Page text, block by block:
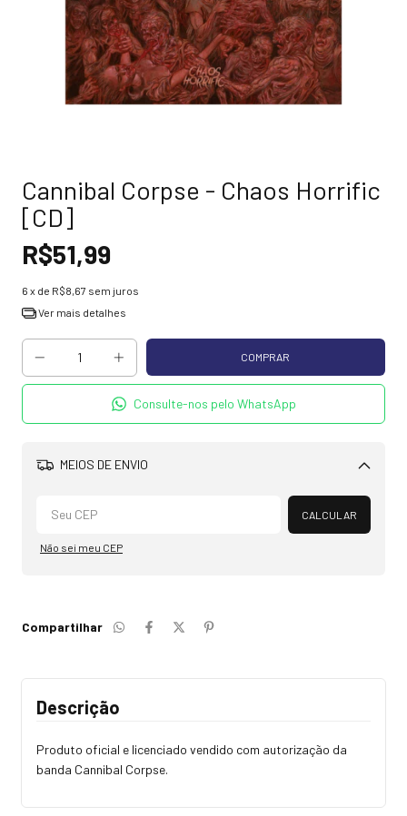
Cannibal Corpse - Chaos Horrific
[CD]
R$51,99
6 x de R$8,67 sem juros
Ver mais detalhes
Consulte-nos pelo WhatsApp
MEIOS DE ENVIO
Alterar CEP
CALCULAR
Não sei meu CEP
Compartilhar
Descrição
Produto oficial e licenciado vendido com autorização da
banda Cannibal Corpse.